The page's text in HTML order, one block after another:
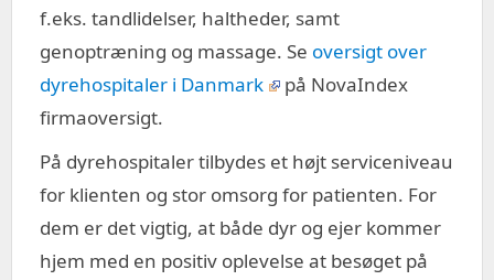
f.eks. tandlidelser, haltheder, samt
genoptræning og massage. Se oversigt over
dyrehospitaler i Danmark
på NovaIndex
firmaoversigt.
På dyrehospitaler tilbydes et højt serviceniveau
for klienten og stor omsorg for patienten. For
dem er det vigtig, at både dyr og ejer kommer
hjem med en positiv oplevelse at besøget på